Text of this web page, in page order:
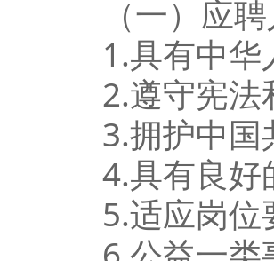
（一）应聘
1.具有中华
2.遵守宪法
3.拥护中国
4.具有良好
5.适应岗位